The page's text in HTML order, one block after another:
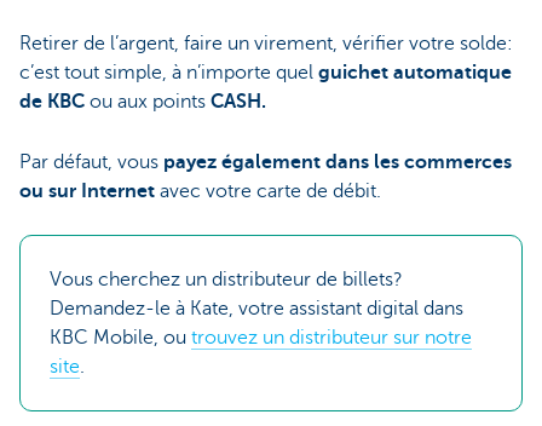
Retirer de l’argent, faire un virement, vérifier votre solde:
c’est tout simple, à n’importe quel guichet automatique
de KBC ou aux points CASH.
Par défaut, vous payez également dans les commerces
ou sur Internet avec votre carte de débit.
Vous cherchez un distributeur de billets?
Demandez-le à Kate, votre assistant digital dans
KBC Mobile, ou trouvez un distributeur sur notre
site.